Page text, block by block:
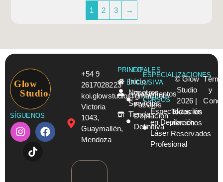
1 2 3 →
Glow
Studio
SÍGUENOS
+54 9
2617028223
koi.glowstudio@gmail.com
Victoria
1043,
Guaymallén,
Mendoza
PRINCIPALES
Inicio
Nosotros
Servicios
Tienda
INFO
EXCLUSIVA
Tratamientos
Faciales
Depilación
Definitiva
ESPECIALIZACIONES
/
CURSOS
Especialización
en Depilación
Láser
Profesional
© Glow
Studio
2026 |
Todos los
derechos
Reservados
y